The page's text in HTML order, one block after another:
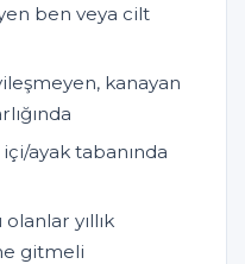
ben veya cilt
kanayan
ayak tabanında
yıllık
gitmeli